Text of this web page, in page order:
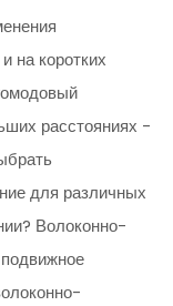
на коротких
расстояниях -
для различных
Волоконно-